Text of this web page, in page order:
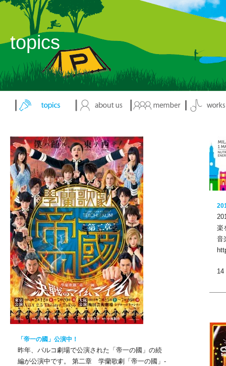
topics
「帝一の國」公演中！
昨年、パルコ劇場で公演された「帝一の國」の続
編が公演中です。 第二章 学蘭歌劇「帝一の國」-
楽
音